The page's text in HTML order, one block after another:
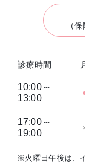
（
診療時間
10:00～
13:00
17:00～
19:00
※火曜日午後は、